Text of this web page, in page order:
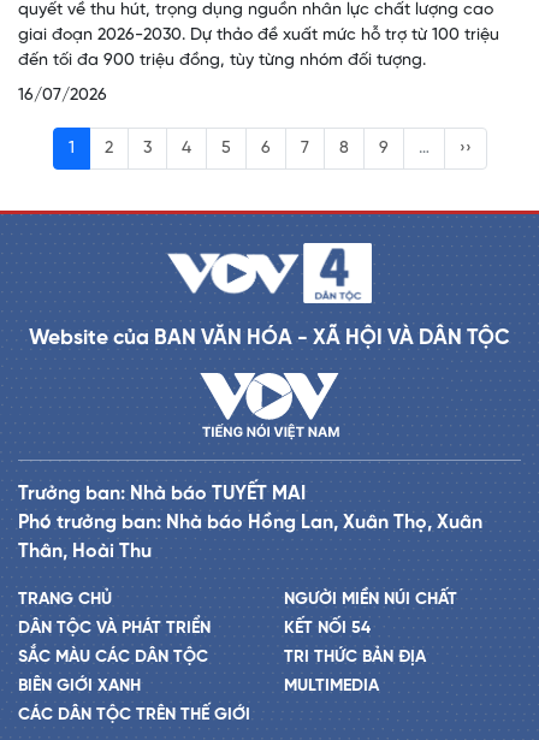
quyết về thu hút, trọng dụng nguồn nhân lực chất lượng cao
giai đoạn 2026-2030. Dự thảo đề xuất mức hỗ trợ từ 100 triệu
đến tối đa 900 triệu đồng, tùy từng nhóm đối tượng.
16/07/2026
1 2 3 4 5 6 7 8 9 … ››
Website của BAN VĂN HÓA - XÃ HỘI VÀ DÂN TỘC
Trưởng ban: Nhà báo TUYẾT MAI
Phó trưởng ban: Nhà báo Hồng Lan, Xuân Thọ, Xuân
Thân, Hoài Thu
TRANG CHỦ
DÂN TỘC VÀ PHÁT TRIỂN
SẮC MÀU CÁC DÂN TỘC
BIÊN GIỚI XANH
CÁC DÂN TỘC TRÊN THẾ GIỚI
NGƯỜI MIỀN NÚI CHẤT
KẾT NỐI 54
TRI THỨC BẢN ĐỊA
MULTIMEDIA